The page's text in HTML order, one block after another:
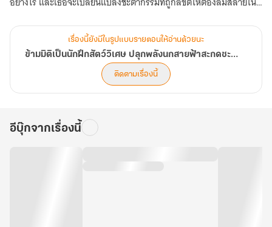
เรื่องนี้ยังมีในรูปแบบรายตอนให้อ่านด้วยนะ
ข้ามมิติเป็นนักฝึกสัตว์วิเศษ ปลุกพลังนกสายฟ้าสะกดชะตาแผ่นดิน
ติดตามเรื่องนี้
อีบุ๊กจากเรื่องนี้